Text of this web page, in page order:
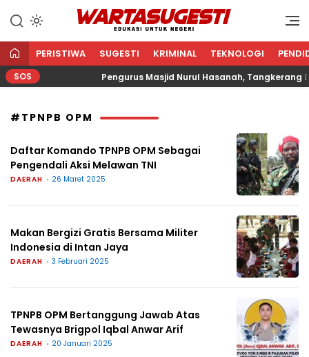
WARTA SUGESTI √ EDUKASI
Edukasi Untuk Negeri
PERISTIWA SUGESTI KRIMINAL TEKNOLOGI
SOS Pengurus Masjid Nurul Hasanah, Tangkerang
#TPNPB OPM
Daftar Komando TPNPB OPM Sebagai
Pengendali Aksi Melawan TNI
DAERAH 26 Maret 2025
Makan Bergizi Gratis Bersama Militer
Indonesia di Intan Jaya
DAERAH 3 Februari 2025
TPNPB OPM Bertanggung Jawab Atas
Tewasnya Brigpol Iqbal Anwar Arif
DAERAH 20 Januari 2025